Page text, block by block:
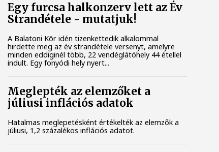
Egy furcsa halkonzerv lett az Év
Strandétele - mutatjuk!
A Balatoni Kör idén tizenkettedik alkalommal
hirdette meg az év strandétele versenyt, amelyre
minden eddiginél több, 22 vendéglátóhely 44 étellel
indult. Egy fonyódi hely nyert...
Meglepték az elemzőket a
júliusi inflációs adatok
Hatalmas meglepetésként értékelték az elemzők a
júliusi, 1,2 százalékos inflációs adatot.